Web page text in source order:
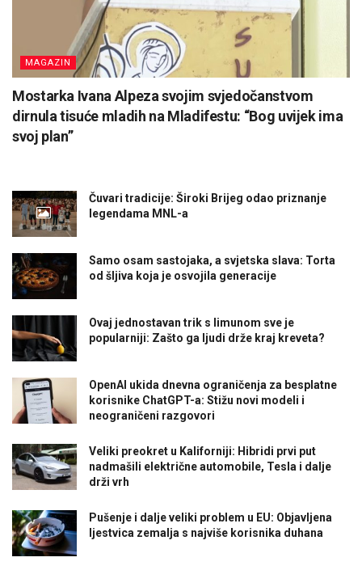
MAGAZIN
Mostarka Ivana Alpeza svojim svjedočanstvom
dirnula tisuće mladih na Mladifestu: “Bog uvijek ima
svoj plan”
Čuvari tradicije: Široki Brijeg odao priznanje
legendama MNL-a
Samo osam sastojaka, a svjetska slava: Torta
od šljiva koja je osvojila generacije
Ovaj jednostavan trik s limunom sve je
popularniji: Zašto ga ljudi drže kraj kreveta?
OpenAI ukida dnevna ograničenja za besplatne
korisnike ChatGPT-a: Stižu novi modeli i
neograničeni razgovori
Veliki preokret u Kaliforniji: Hibridi prvi put
nadmašili električne automobile, Tesla i dalje
drži vrh
Pušenje i dalje veliki problem u EU: Objavljena
ljestvica zemalja s najviše korisnika duhana